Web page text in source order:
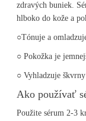
zdravých buniek.
hlboko do kože a
○Tónuje a
○ Pokožka je
○ Vyhladzuje
Ako používať
Použite sérum 2-3